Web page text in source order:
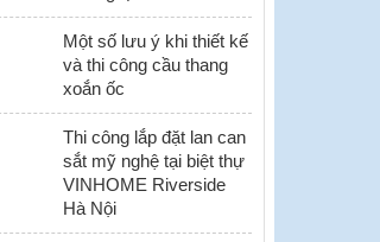
Một số lưu ý khi thiết kế
và thi công cầu thang
xoắn ốc
Thi công lắp đặt lan can
sắt mỹ nghệ tại biệt thự
VINHOME Riverside
Hà Nội